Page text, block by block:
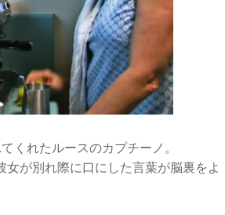
くれたルースのカプチーノ。
が別れ際に口にした言葉が脳裏をよ